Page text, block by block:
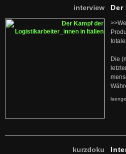
interview
Die
kurzdoku